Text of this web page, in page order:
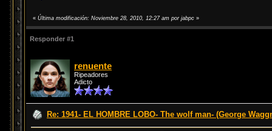
« Última modificación: Noviembre 28, 2010, 12:27 am por jabpc »
Responder #1
renuente
Ripeadores
Adicto
Re: 1941- EL HOMBRE LOBO- The wolf man- (George